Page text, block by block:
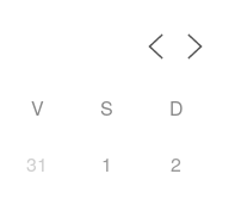
V S D
31 1 2